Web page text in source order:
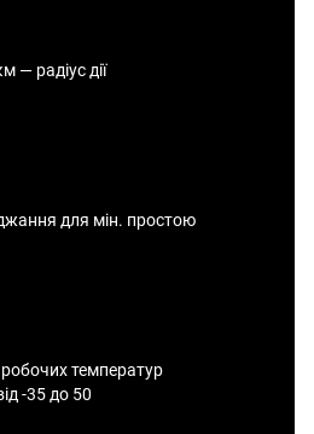
— радіус дії
для мін. простою
температур
-35 до 50